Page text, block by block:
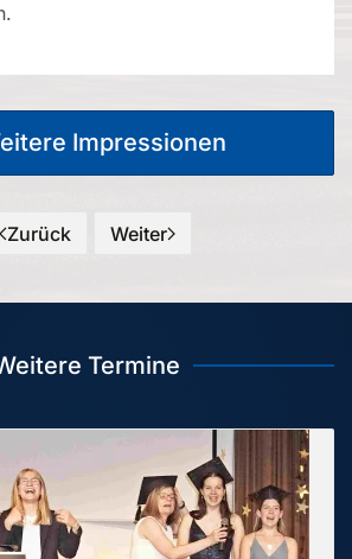
Impressionen
Zurück Weiter
Termine